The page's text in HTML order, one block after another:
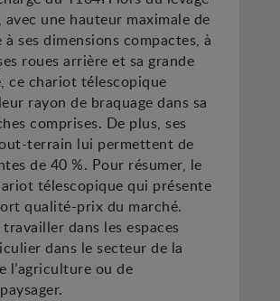
une hauteur maximale de
ses dimensions compactes, à
roues arrière et sa grande
ce chariot télescopique
rayon de braquage dans sa
comprises. De plus, ses
terrain lui permettent de
de 40 %. Pour résumer, le
télescopique qui présente
qualité-prix du marché.
dans les espaces
dans le secteur de la
l’agriculture ou de